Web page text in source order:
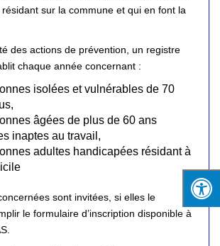
sur la commune et qui en font la
des actions de prévention, un registre
chaque année concernant :
isolées et vulnérables de 70
âgées de plus de 60 ans
inaptes au travail,
adultes handicapées résidant à
sont invitées, si elles le
le formulaire d’inscription disponible à